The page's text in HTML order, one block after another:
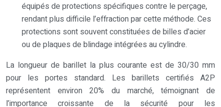
équipés de protections spécifiques contre le perçage,
rendant plus difficile l’effraction par cette méthode. Ces
protections sont souvent constituées de billes d’acier
ou de plaques de blindage intégrées au cylindre.
La longueur de barillet la plus courante est de 30/30 mm
pour les portes standard. Les barillets certifiés A2P
représentent environ 20% du marché, témoignant de
l’importance croissante de la sécurité pour les